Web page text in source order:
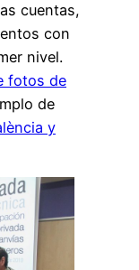
cuentas,
con
nivel.
fotos de
de
y